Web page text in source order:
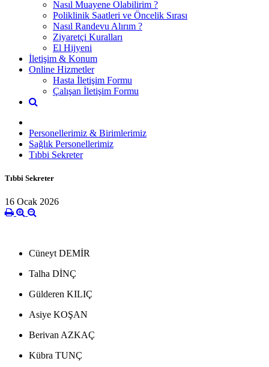
Nasıl Muayene Olabilirim ?
Poliklinik Saatleri ve Öncelik Sırası
Nasıl Randevu Alırım ?
Ziyaretçi Kuralları
El Hijyeni
İletişim & Konum
Online Hizmetler
Hasta İletişim Formu
Çalışan İletişim Formu
Personellerimiz & Birimlerimiz
Sağlık Personellerimiz
Tıbbi Sekreter
Tıbbi Sekreter
16 Ocak 2026
Cüneyt DEMİR
Talha DİNÇ
Gülderen KILIÇ
Asiye KOŞAN
Berivan AZKAÇ
Kübra TUNÇ